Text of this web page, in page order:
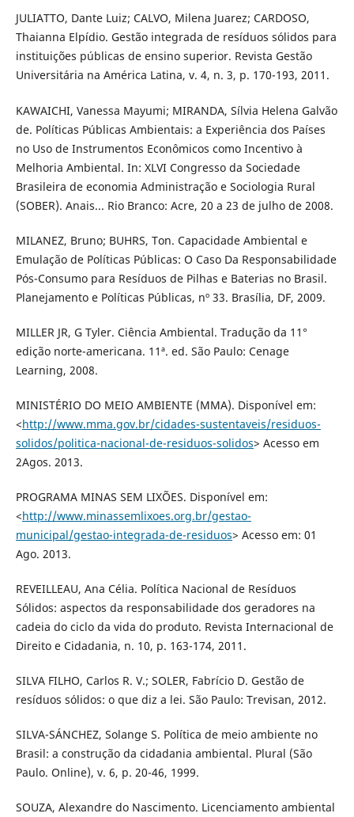
JULIATTO, Dante Luiz; CALVO, Milena Juarez; CARDOSO,
Thaianna Elpídio. Gestão integrada de resíduos sólidos para
instituições públicas de ensino superior. Revista Gestão
Universitária na América Latina, v. 4, n. 3, p. 170-193, 2011.
KAWAICHI, Vanessa Mayumi; MIRANDA, Sílvia Helena Galvão
de. Políticas Públicas Ambientais: a Experiência dos Países
no Uso de Instrumentos Econômicos como Incentivo à
Melhoria Ambiental. In: XLVI Congresso da Sociedade
Brasileira de economia Administração e Sociologia Rural
(SOBER). Anais... Rio Branco: Acre, 20 a 23 de julho de 2008.
MILANEZ, Bruno; BUHRS, Ton. Capacidade Ambiental e
Emulação de Políticas Públicas: O Caso Da Responsabilidade
Pós-Consumo para Resíduos de Pilhas e Baterias no Brasil.
Planejamento e Políticas Públicas, nº 33. Brasília, DF, 2009.
MILLER JR, G Tyler. Ciência Ambiental. Tradução da 11°
edição norte-americana. 11ª. ed. São Paulo: Cenage
Learning, 2008.
MINISTÉRIO DO MEIO AMBIENTE (MMA). Disponível em:
<http://www.mma.gov.br/cidades-sustentaveis/residuos-
solidos/politica-nacional-de-residuos-solidos> Acesso em
2Agos. 2013.
PROGRAMA MINAS SEM LIXÕES. Disponível em:
<http://www.minassemlixoes.org.br/gestao-
municipal/gestao-integrada-de-residuos> Acesso em: 01
Ago. 2013.
REVEILLEAU, Ana Célia. Política Nacional de Resíduos
Sólidos: aspectos da responsabilidade dos geradores na
cadeia do ciclo da vida do produto. Revista Internacional de
Direito e Cidadania, n. 10, p. 163-174, 2011.
SILVA FILHO, Carlos R. V.; SOLER, Fabrício D. Gestão de
resíduos sólidos: o que diz a lei. São Paulo: Trevisan, 2012.
SILVA-SÁNCHEZ, Solange S. Política de meio ambiente no
Brasil: a construção da cidadania ambiental. Plural (São
Paulo. Online), v. 6, p. 20-46, 1999.
SOUZA, Alexandre do Nascimento. Licenciamento ambiental